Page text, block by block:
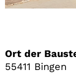
Ort der
55411 Bingen